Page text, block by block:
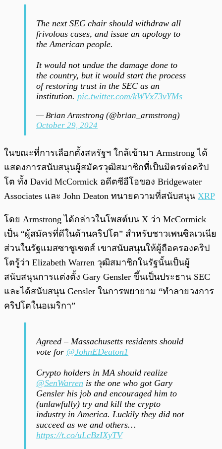
The next SEC chair should withdraw all
frivolous cases, and issue an apology to
the American people.
It would not undue the damage done to
the country, but it would start the process
of restoring trust in the SEC as an
institution. pic.twitter.com/kWVx73vYMs
— Brian Armstrong (@brian_armstrong)
October 29, 2024
ในขณะที่การเลือกตั้งสหรัฐฯ ใกล้เข้ามา Armstrong ได้
แสดงการสนับสนุนผู้สมัครวุฒิสมาชิกที่เป็นมิตรต่อคริป
โต ทั้ง David McCormick อดีตซีอีโอของ Bridgewater
Associates และ John Deaton ทนายความที่สนับสนุน XRP
โดย Armstrong ได้กล่าวในโพสต์บน X ว่า McCormick
เป็น “ผู้สมัครที่ดีในด้านคริปโต” สำหรับชาวเพนซิลเวเนีย
ส่วนในรัฐแมสซาชูเซตส์ เขาสนับสนุนให้ผู้ถือครองคริป
โตรู้ว่า Elizabeth Warren วุฒิสมาชิกในรัฐนั้นเป็นผู้
สนับสนุนการแต่งตั้ง Gary Gensler ขึ้นเป็นประธาน SEC
และได้สนับสนุน Gensler ในการพยายาม “ทำลายวงการ
คริปโตในอเมริกา”
Agreed – Massachusetts residents should
vote for @JohnEDeaton1
Crypto holders in MA should realize
@SenWarren is the one who got Gary
Gensler his job and encouraged him to
(unlawfully) try and kill the crypto
industry in America. Luckily they did not
succeed as we and others…
https://t.co/uLcBzIXyTV